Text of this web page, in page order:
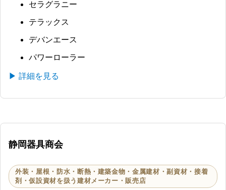
セラグラニー
テラックス
デバンエース
パワーローラー
▶ 詳細を見る
静岡器具商会
外装・屋根・防水・断熱・建築金物・金属建材・副資材・接着
剤・仮設資材を扱う建材メーカー・販売店